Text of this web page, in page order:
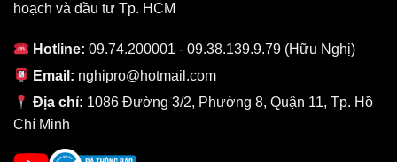
hoạch và đầu tư Tp. HCM
Hotline: 09.74.200001 - 09.38.139.9.79 (Hữu Nghị)
Email: nghipro@hotmail.com
Địa chỉ: 1086 Đường 3/2, Phường 8, Quận 11, Tp. Hồ
Chí Minh